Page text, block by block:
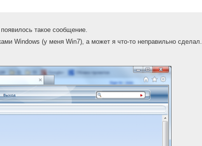
такое сообщение.
Windows (у меня Win7), а может я что-то неправильно сделал.